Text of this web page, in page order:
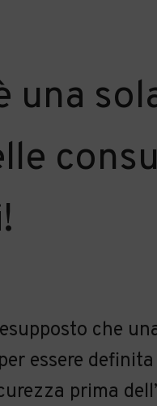
una
che
essere
prima